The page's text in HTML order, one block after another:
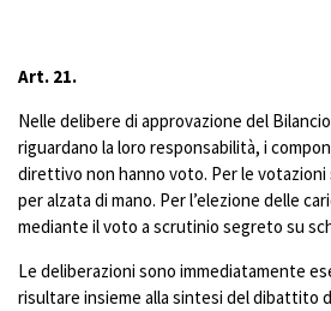
Art. 21.
Nelle delibere di approvazione del
riguardano la loro responsabilità, i
direttivo non hanno voto. Per le
per alzata di mano. Per l’elezione delle
mediante il voto a scrutinio segreto su
Le deliberazioni sono immediatamente
risultare insieme alla sintesi del dibattito